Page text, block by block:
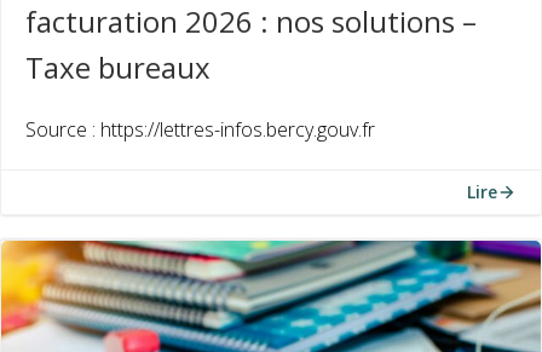
facturation 2026 : nos solutions –
Taxe bureaux
Source : https://lettres-infos.bercy.gouv.fr
Lire